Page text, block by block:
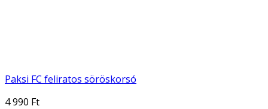
Paksi FC feliratos söröskorsó
4 990 Ft